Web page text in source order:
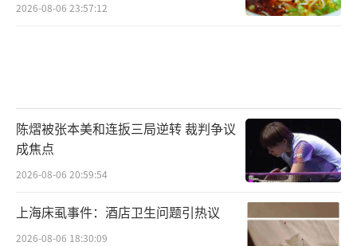
2026-08-06 23:57:12
陈熠被张本美和连扳三局逆转 裁判争议
成焦点
2026-08-06 20:59:54
上海床虱事件：酒店卫生问题引热议
2026-08-06 18:30:09